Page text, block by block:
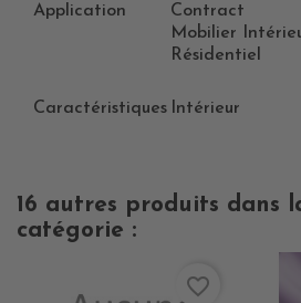
Application
Contract
Mobilier
Résidentiel
Caractéristiques Intérieur
16 autres produits dans
catégorie :
favorite_border